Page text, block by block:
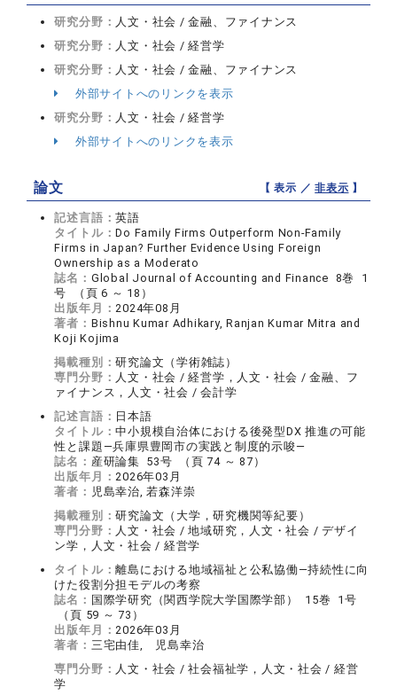
研究分野： 人文・社会 / 金融、ファイナンス
研究分野： 人文・社会 / 経営学
研究分野： 人文・社会 / 金融、ファイナンス
外部サイトへのリンクを表示
研究分野： 人文・社会 / 経営学
外部サイトへのリンクを表示
論文 【 表示 ／非表示 】
記述言語：英語
タイトル：Do Family Firms Outperform Non-Family
Firms in Japan? Further Evidence Using Foreign
Ownership as a Moderato
誌名： Global Journal of Accounting and Finance 8巻 1
号 （頁 6 ～ 18）
出版年月：2024年08月
著者： Bishnu Kumar Adhikary, Ranjan Kumar Mitra and
Koji Kojima
掲載種別：研究論文（学術雑誌）
専門分野： 人文・社会 / 経営学，人文・社会 / 金融、フ
ァイナンス，人文・社会 / 会計学
記述言語： 日本語
タイトル：中小規模自治体における後発型DX 推進の可能
性と課題―兵庫県豊岡市の実践と制度的示唆―
誌名： 産研論集 53号 （頁 74 ～ 87）
出版年月：2026年03月
著者： 児島幸治, 若森洋崇
掲載種別：研究論文（大学，研究機関等紀要）
専門分野： 人文・社会 / 地域研究，人文・社会 / デザイ
ン学，人文・社会 / 経営学
タイトル：離島における地域福祉と公私協働―持続性に向
けた役割分担モデルの考察
誌名： 国際学研究（関西学院大学国際学部） 15巻 1号
（頁 59 ～ 73）
出版年月：2026年03月
著者： 三宅由佳, 児島幸治
専門分野： 人文・社会 / 社会福祉学，人文・社会 / 経営
学